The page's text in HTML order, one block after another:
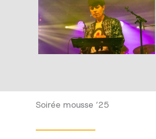
Soirée mousse ’25